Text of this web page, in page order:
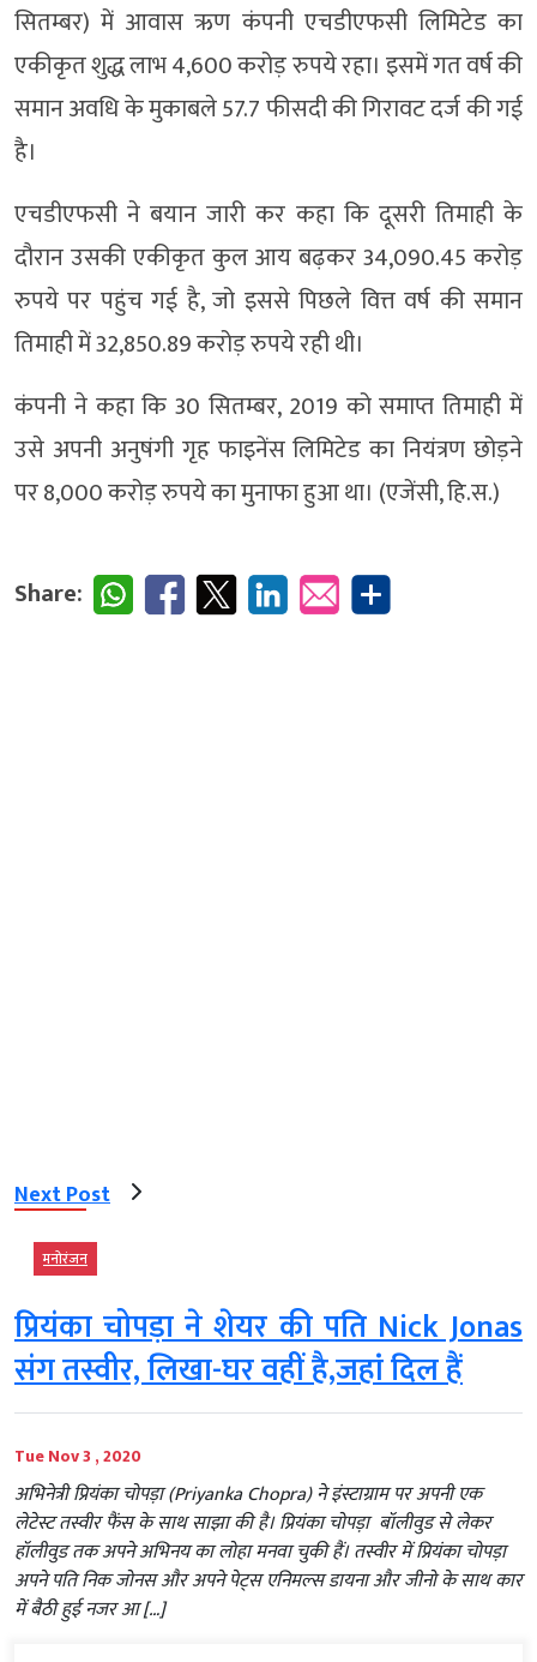
सितम्बर) में आवास ऋण कंपनी एचडीएफसी लिमिटेड का
एकीकृत शुद्ध लाभ 4,600 करोड़ रुपये रहा। इसमें गत वर्ष की
समान अवधि के मुकाबले 57.7 फीसदी की गिरावट दर्ज की गई
है।
एचडीएफसी ने बयान जारी कर कहा कि दूसरी तिमाही के
दौरान उसकी एकीकृत कुल आय बढ़कर 34,090.45 करोड़
रुपये पर पहुंच गई है, जो इससे पिछले वित्त वर्ष की समान
तिमाही में 32,850.89 करोड़ रुपये रही थी।
कंपनी ने कहा कि 30 सितम्बर, 2019 को समाप्त तिमाही में
उसे अपनी अनुषंगी गृह फाइनेंस लिमिटेड का नियंत्रण छोड़ने
पर 8,000 करोड़ रुपये का मुनाफा हुआ था। (एजेंसी, हि.स.)
Share:
Next Post
मनोरंजन
प्रियंका चोपड़ा ने शेयर की पति Nick Jonas
संग तस्वीर, लिखा-घर वहीं है,जहां दिल हैं
Tue Nov 3 , 2020
अभिनेत्री प्रियंका चोपड़ा (Priyanka Chopra) ने इंस्टाग्राम पर अपनी एक
लेटेस्ट तस्वीर फैंस के साथ साझा की है। प्रियंका चोपड़ा बॉलीवुड से लेकर
हॉलीवुड तक अपने अभिनय का लोहा मनवा चुकी हैं। तस्वीर में प्रियंका चोपड़ा
अपने पति निक जोनस और अपने पेट्स एनिमल्स डायना और जीनो के साथ कार
में बैठी हुई नजर आ […]